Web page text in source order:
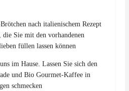
nach italienischem Rezept
Sie mit den vorhandenen
füllen lassen können
im Hause. Lassen Sie sich den
und Bio Gourmet-Kaffee in
schmecken